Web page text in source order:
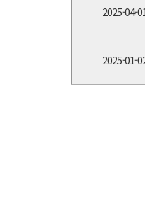
2025-04-
2025-01-